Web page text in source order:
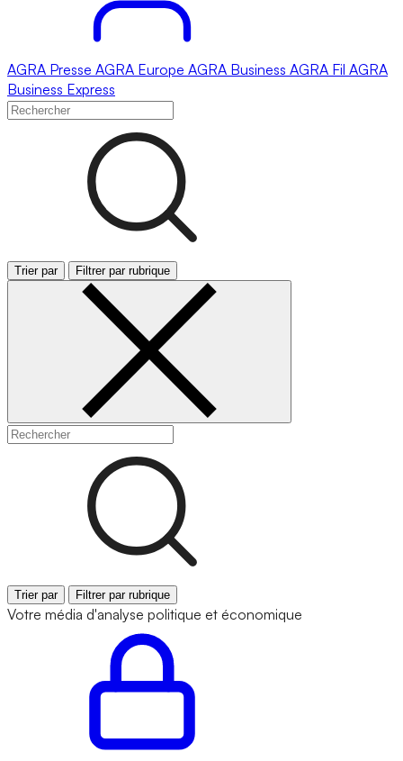
AGRA Presse AGRA Europe AGRA Business AGRA Fil AGRA
Business Express
Trier par Filtrer par rubrique
Trier par Filtrer par rubrique
Votre média d'analyse politique et économique